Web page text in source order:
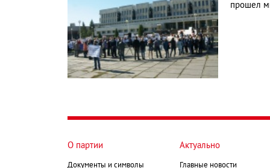
прошел
О партии
Документы и символы
Актуально
Главные новости